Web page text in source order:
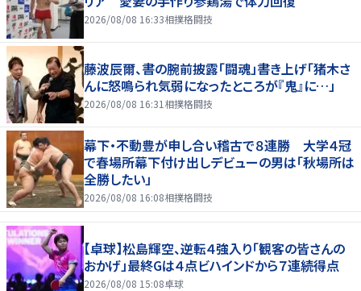
2026/08/08 16:33相撲格闘技
藤波辰爾、書の腕前披露「闘魂」書き上げ「猪木さ
んに怒鳴られ気弱になったところが『鬼』に…」
2026/08/08 16:31 相撲格闘技
幕下・不動豊が申し合い稽古で８連勝 大学４冠
で春場所幕下付け出しデビューの男は「秋場所は
全勝したい」
2026/08/08 16:08相撲格闘技
【卓球】松島輝空、逆転４強入り「観客の皆さんの
おかげ」最終Gは４点ビハインドから７連続得点
2026/08/08 15:08卓球